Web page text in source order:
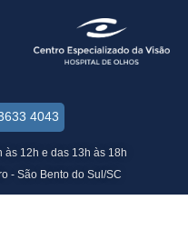
4043
às 12h e das 13h às 18h
- São Bento do Sul/SC